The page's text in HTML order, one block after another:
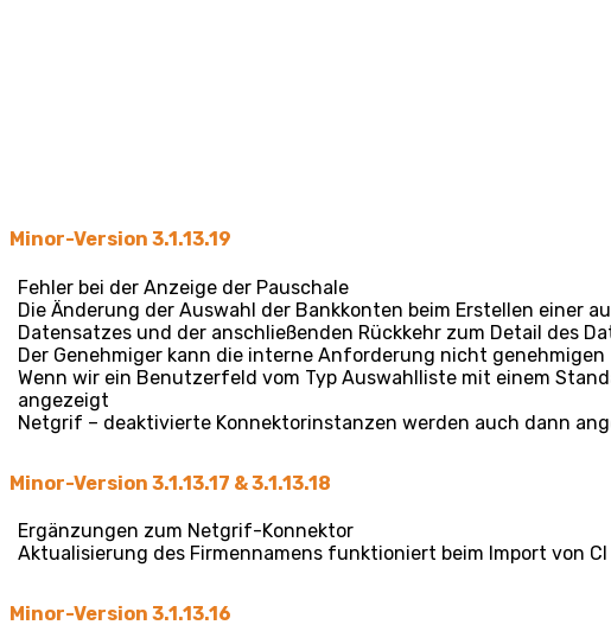
Minor-Version 3.1.13.19
Fehler bei der Anzeige der Pauschale
Die Änderung der Auswahl der Bankkonten beim Erstellen einer
Datensatzes und der anschließenden Rückkehr zum Detail des
Der Genehmiger kann die interne Anforderung nicht genehmigen
Wenn wir ein Benutzerfeld vom Typ Auswahlliste mit einem
angezeigt
Netgrif – deaktivierte Konnektorinstanzen werden auch dann
Minor-Version 3.1.13.17 & 3.1.13.18
Ergänzungen zum Netgrif-Konnektor
Aktualisierung des Firmennamens funktioniert beim Import von
Minor-Version 3.1.13.16